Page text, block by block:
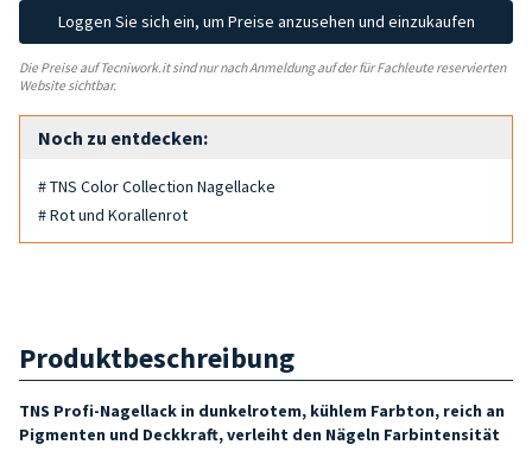
Loggen Sie sich ein, um Preise anzusehen und einzukaufen
Die Preise auf Tecniwork.it sind nur nach Anmeldung auf der für Fachleute reservierten
Website sichtbar.
Noch zu entdecken:
# TNS Color Collection Nagellacke
# Rot und Korallenrot
Produktbeschreibung
TNS Profi-Nagellack in dunkelrotem, kühlem Farbton, reich an
Pigmenten und Deckkraft, verleiht den Nägeln Farbintensität